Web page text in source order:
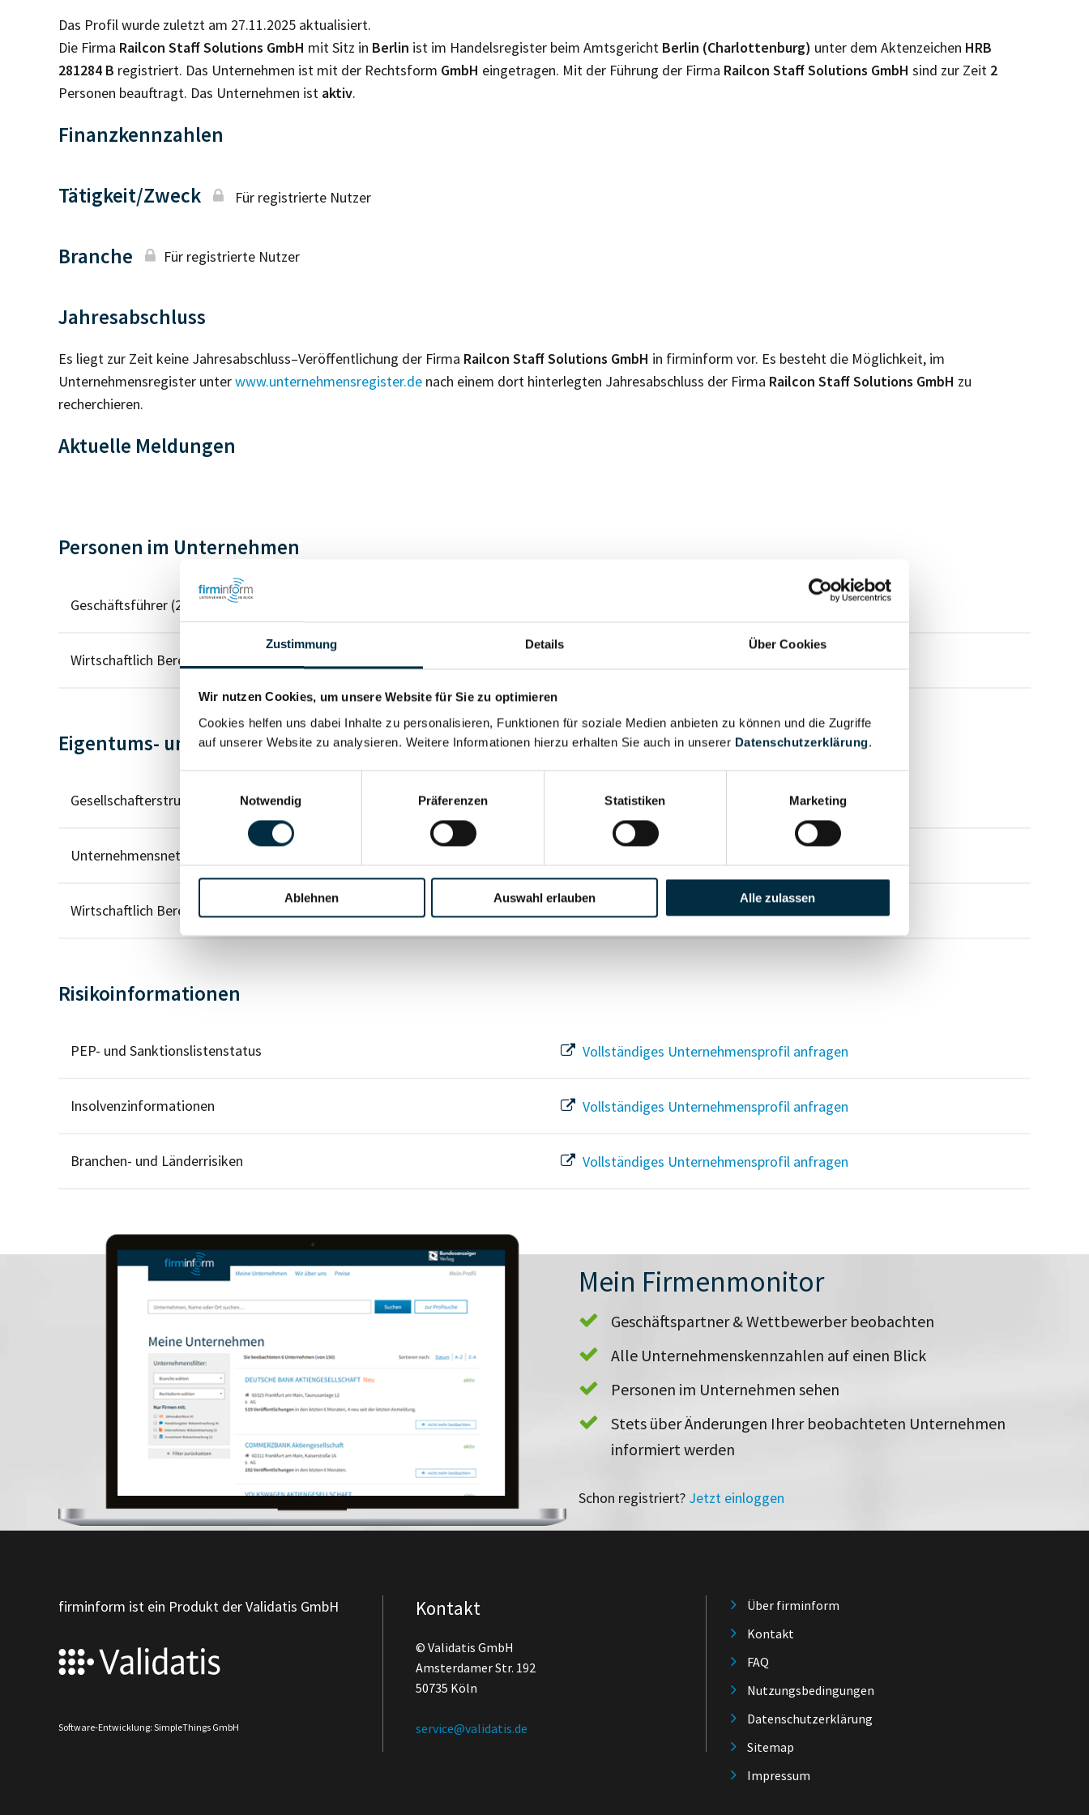
Zustimmung Details Über Cookies
Wir nutzen Cookies, um unsere Website für Sie zu optimieren
Cookies helfen uns dabei Inhalte zu personalisieren, Funktionen für soziale Medien anbieten zu können und die Zugriffe
auf unserer Website zu analysieren. Weitere Informationen hierzu erhalten Sie auch in unserer Datenschutzerklärung.
Notwendig
Präferenzen Statistiken Marketing
Ablehnen Auswahl erlauben Alle zulassen
Das Profil wurde zuletzt am 27.11.2025 aktualisiert.
Die Firma Railcon Staff Solutions GmbH mit Sitz in Berlin ist im Handelsregister beim Amtsgericht Berlin (Charlottenburg) unter dem Aktenzeichen HRB
281284 B registriert. Das Unternehmen ist mit der Rechtsform GmbH eingetragen. Mit der Führung der Firma Railcon Staff Solutions GmbH sind zur Zeit 2
Personen beauftragt. Das Unternehmen ist aktiv.
Finanzkennzahlen
Tätigkeit/Zweck Für registrierte Nutzer
Branche Für registrierte Nutzer
Jahresabschluss
Es liegt zur Zeit keine Jahresabschluss–Veröffentlichung der Firma Railcon Staff Solutions GmbH in firminform vor. Es besteht die Möglichkeit, im
Unternehmensregister unterwww.unternehmensregister.de nach einem dort hinterlegten Jahresabschluss der Firma Railcon Staff Solutions GmbH zu
recherchieren.
Aktuelle Meldungen
Personen im Unternehmen
Geschäftsführer (2)
Wirtschaftlich Berechtigter
Eigentums- und Kontrollstruktur
Gesellschafterstruktur Vollständiges Unternehmensprofil anfragen
Unternehmensnetzwerk
Wirtschaftlich Berechtigten Pfad Vollständiges Unternehmensprofil anfragen
Risikoinformationen
PEP- und Sanktionslistenstatus Vollständiges Unternehmensprofil anfragen
Insolvenzinformationen Vollständiges Unternehmensprofil anfragen
Branchen- und Länderrisiken Vollständiges Unternehmensprofil anfragen
Mein Firmenmonitor
Geschäftspartner & Wettbewerber beobachten
Alle Unternehmenskennzahlen auf einen Blick
Personen im Unternehmen sehen
Stets über Änderungen Ihrer beobachteten Unternehmen
informiert werden
Schon registriert? Jetzt einloggen
firminform ist ein Produkt der Validatis GmbH
Software-Entwicklung: SimpleThings GmbH
Kontakt
© Validatis GmbH
Amsterdamer Str. 192
50735 Köln
service@validatis.de
Über firminform
Kontakt
FAQ
Nutzungsbedingungen
Datenschutzerklärung
Sitemap
Impressum